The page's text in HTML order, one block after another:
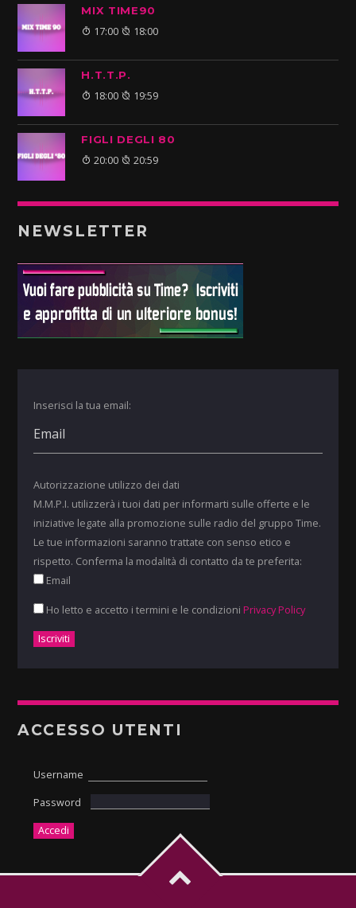
MIX TIME90
17:00 18:00
H.T.T.P.
18:00 19:59
FIGLI DEGLI 80
20:00 20:59
NEWSLETTER
Inserisci la tua email:
Autorizzazione utilizzo dei dati
M.M.P.I. utilizzerà i tuoi dati per informarti sulle offerte e le
iniziative legate alla promozione sulle radio del gruppo Time.
Le tue informazioni saranno trattate con senso etico e
rispetto. Conferma la modalità di contatto da te preferita:
Email
Ho letto e accetto i termini e le condizioni Privacy Policy
ACCESSO UTENTI
Username
Password